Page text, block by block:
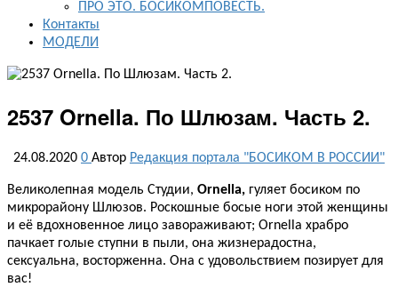
ПРО ЭТО. БОСИКОМПОВЕСТЬ.
Контакты
МОДЕЛИ
2537 Ornella. По Шлюзам. Часть 2.
24.08.2020 0 Автор Редакция портала "БОСИКОМ В РОССИИ"
Великолепная модель Студии, Ornella, гуляет босиком по
микрорайону Шлюзов. Роскошные босые ноги этой женщины
и её вдохновенное лицо завораживают; Ornella храбро
пачкает голые ступни в пыли, она жизнерадостна,
сексуальна, восторженна. Она с удовольствием позирует для
вас!